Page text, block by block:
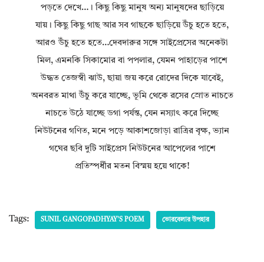
পড়তে দেখে…। কিছু কিছু মানুষ অন্য মানুষদের ছাড়িয়ে
যায়। কিছু কিছু গাছ আর সব গাছকে ছাড়িয়ে উঁচু হতে হতে,
আরও উঁচু হতে হতে…দেবদারুর সঙ্গে সাইপ্রেসের অনেকটা
মিল, এমনকি সিকামোর বা পপলার, যেমন পাহাড়ের পাশে
উদ্ধত তেজস্বী ঝাউ, ছায়া জয় করে রোদের দিকে যাবেই,
অনবরত মাথা উঁচু করে যাচ্ছে, ভূমি থেকে রসের স্রোত নাচতে
নাচতে উঠে যাচ্ছে ডগা পর্যন্ত, যেন নস্যাৎ করে দিচ্ছে
নিউটনের গণিত, মনে পড়ে আকাশজোড়া রাত্রির বৃক্ষ, ভ্যান
গঘের ছবি দুটি সাইপ্রেস নিউটনের আপেলের পাশে
প্রতিস্পর্ধীর মতন বিস্ময় হয়ে থাকে!
Tags: SUNIL GANGOPADHYAY'S POEM ভোরবেলার উপহার